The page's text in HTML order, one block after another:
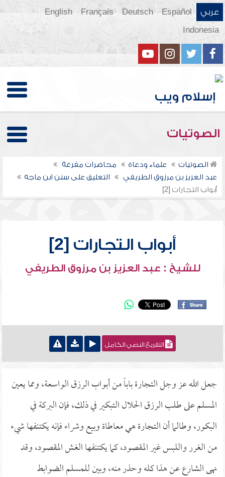
عربي Español
Deutsch
Français
English
Indonesia
الصوتيات
الصوتيات علماء ودعاة
محاضرات مفرغة
عبد العزيز بن مرزوق الطريفي
التعليق على سنن ابن ماجه
أبواب التجارات [2]
أبواب التجارات [2]
للشيخ : عبد العزيز بن مرزوق الطريفي
التفريغ النصي الكامل
جعل الله عز وجل التجارة باباً من أبواب الرزق الواسعة، ومما يعين
المسلم على طلب الرزق الحلال التبكير في ذلك، فإن البركة في
البكور، وطالما أن التجارة هي معاطاة وبيع وشراء فإنه يكتنفها شيء
من الغرر واللبس غير المقصود، كما يكتنفها الغش المقصود، وقد
نهى الشارع عن هذا كله وحذر منه، وبين للمسلم الضوابط